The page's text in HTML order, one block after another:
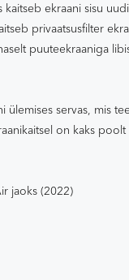
kaitseb ekraani sisu
privaatsusfilter
puuteekraaniga
ülemises servas, mis
on kaks
jaoks (2022)